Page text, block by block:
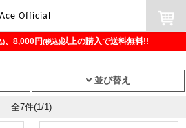
Official
)、8,000円(税込)以上の購入で送料無料!!
並び替え
全7件(1/1)